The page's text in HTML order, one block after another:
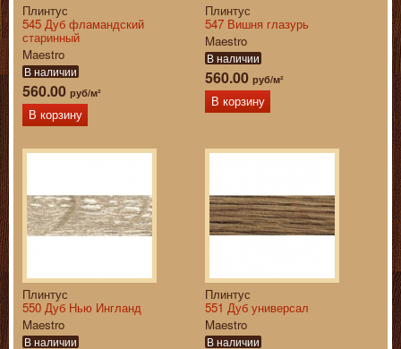
Плинтус
545 Дуб фламандский
старинный
Maestro
В наличии
560.00 руб/м²
В корзину
Плинтус
547 Вишня глазурь
Maestro
В наличии
560.00 руб/м²
В корзину
Плинтус
550 Дуб Нью Ингланд
Maestro
В наличии
Плинтус
551 Дуб универсал
Maestro
В наличии